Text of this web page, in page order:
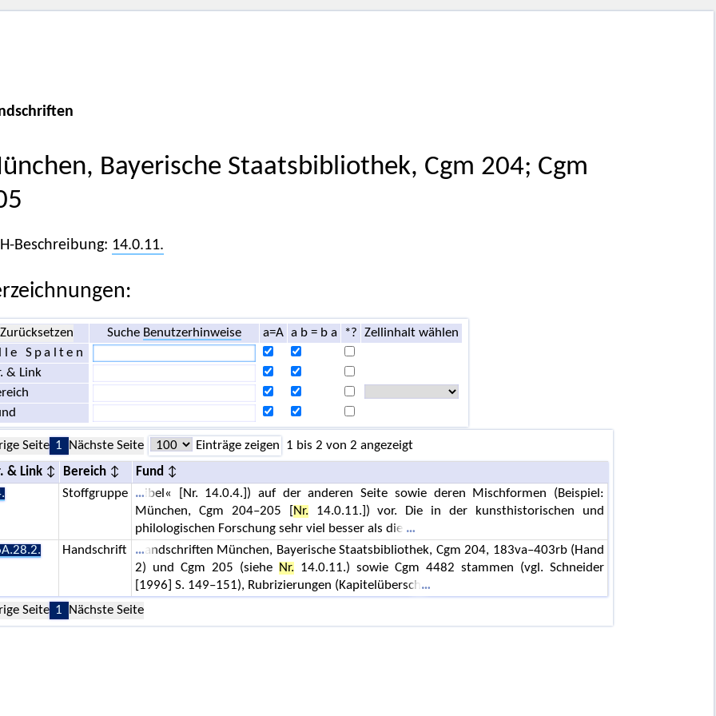
Bayerische Staatsbibliothek, Cgm 204; Cgm
Beschreibung: 14.0.11.
Zurücksetzen Suche Benutzerhinweise a=A a b = b a *?
Zellinhalt wählen
Spalten
& Link
Seite 1 Nächste Seite Einträge zeigen 1 bis 2 von 2 angezeigt
& Link Bereich
Fund
Stoffgruppe
ibel« [Nr. 14.0.4.]) auf der anderen Seite sowie deren Mischformen (Beispiel:
München, Cgm 204–205 [
Nr. 14.0.11.]) vor. Die in der kunsthistorischen und
philologischen Forschung sehr viel besser als die
Handschrift
andschriften München, Bayerische Staatsbibliothek, Cgm 204, 183va–403rb (Hand
2) und Cgm 205 (siehe
Nr. 14.0.11.) sowie Cgm 4482 stammen (vgl. Schneider
[1996] S. 149–151), Rubrizierungen (Kapitelübersch
Seite 1 Nächste Seite